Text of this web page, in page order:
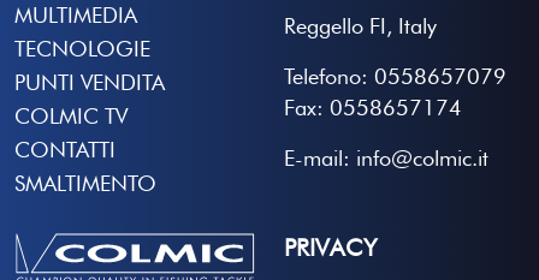
MULTIMEDIA
TECNOLOGIE
PUNTI VENDITA
COLMIC TV
CONTATTI
SMALTIMENTO
Reggello FI, Italy
Telefono: 0558657079
Fax: 0558657174
E-mail: info@colmic.it
PRIVACY